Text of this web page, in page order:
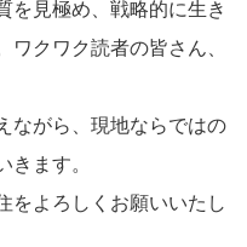
を見極め、戦略的に生き
クワク読者の皆さん、
ながら、現地ならではの
きます。
をよろしくお願いいたし